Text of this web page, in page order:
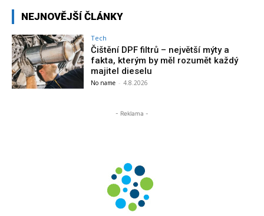
NEJNOVĚJŠÍ ČLÁNKY
Tech
Čištění DPF filtrů – největší mýty a
fakta, kterým by měl rozumět každý
majitel dieselu
No name - 4.8.2026
- Reklama -